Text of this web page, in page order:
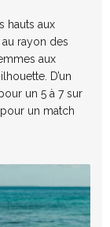
hauts aux
rayon des
aux
D’un
un 5 à 7 sur
un match